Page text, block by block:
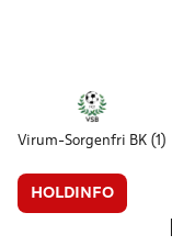
Virum-Sorgenfri BK (1)
HOLDINFO